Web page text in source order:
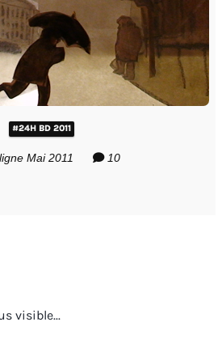
#24H BD 2011
Mai 2011 10
visible...